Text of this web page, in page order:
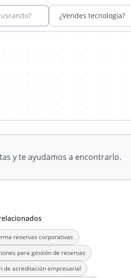
¿Vendes tecnología?
y te ayudamos a encontrarlo.
reservas corporativas
para gestión de reservas
de acreditación empresarial